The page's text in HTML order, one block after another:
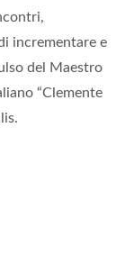
incrementare e
del Maestro
“Clemente